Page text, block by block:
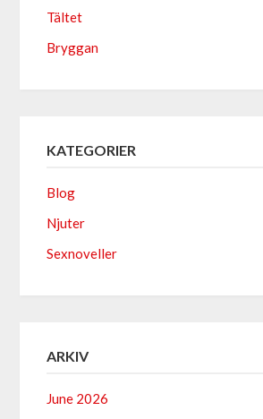
Tältet
Bryggan
KATEGORIER
Blog
Njuter
Sexnoveller
ARKIV
June 2026